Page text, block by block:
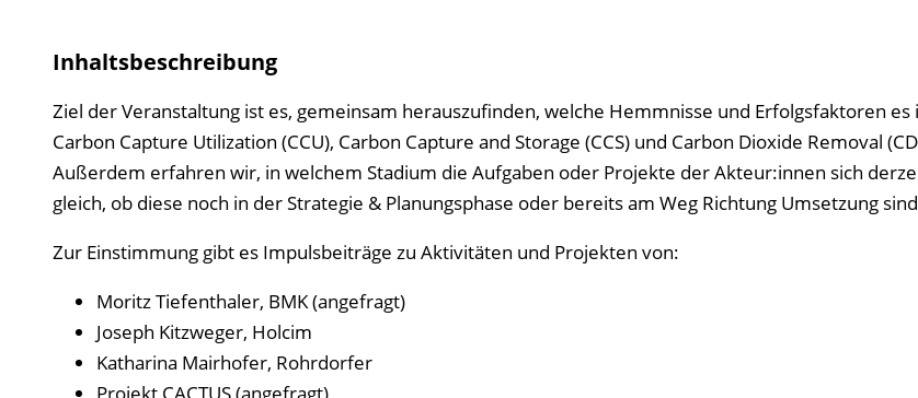
Inhaltsbeschreibung
Ziel der Veranstaltung ist es, gemeinsam herauszufinden, welche Hemmnisse und Erfolgsfaktoren es
Carbon Capture Utilization (CCU), Carbon Capture and Storage (CCS) und Carbon Dioxide Removal
Außerdem erfahren wir, in welchem Stadium die Aufgaben oder Projekte der Akteur:innen sich
gleich, ob diese noch in der Strategie & Planungsphase oder bereits am Weg Richtung Umsetzung
Zur Einstimmung gibt es Impulsbeiträge zu Aktivitäten und Projekten von:
Moritz Tiefenthaler, BMK (angefragt)
Joseph Kitzweger, Holcim
Katharina Mairhofer, Rohrdorfer